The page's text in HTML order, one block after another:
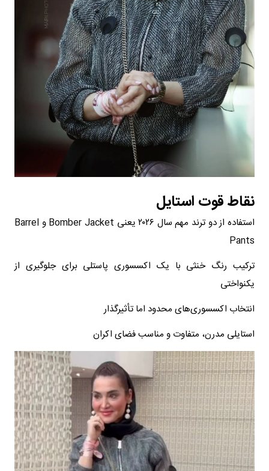
نقاط قوت استایل
استفاده از دو ترند مهم سال ۲۰۲۶ یعنی Bomber Jacket و Barrel
Pants
ترکیب رنگ خنثی با یک اکسسوری پاستلی برای جلوگیری از
یکنواختی
انتخاب اکسسوری‌های محدود اما تأثیرگذار
استایلی مدرن، متفاوت و مناسب فضای اکران